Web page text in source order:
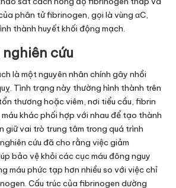
phân tử fibrinogen, gọi là vùng αC,
thành huyết khối động mạch.
cứu
là một nguyên nhân chính gây nhồi
Tình trạng này thường hình thành trên
thương hoặc viêm, nơi tiểu cầu, fibrin
khác phối hợp với nhau để tạo thành
giữ vai trò trung tâm trong quá trình
cứu đã cho rằng việc giảm
bảo vệ khỏi các cục máu đông nguy
máu phức tạp hơn nhiều so với việc chỉ
Cấu trúc của fibrinogen dường